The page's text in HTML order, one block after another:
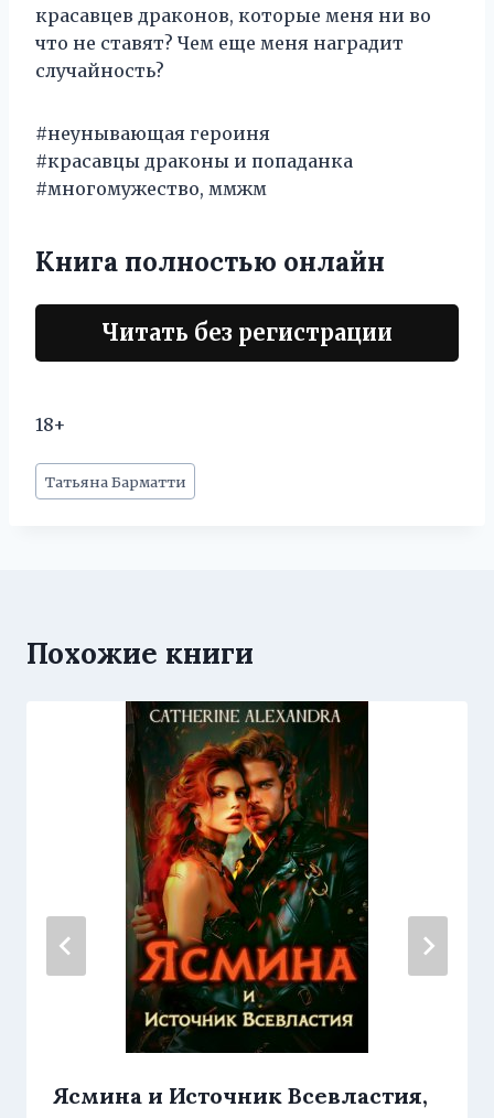
красавцев драконов, которые меня ни во
что не ставят? Чем еще меня наградит
случайность?
#неунывающая героиня
#красавцы драконы и попаданка
#многомужество, ммжм
Книга полностью онлайн
Читать без регистрации
18+
Метки
записи:
Татьяна Барматти
Похожие книги
Ясмина и Источник Всевластия,